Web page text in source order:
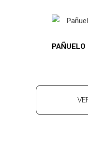
PAÑUELO